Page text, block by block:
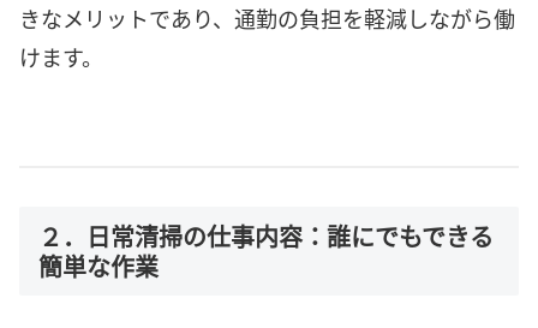
きなメリットであり、通勤の負担を軽減しながら働
けます。
２．日常清掃の仕事内容：誰にでもできる
簡単な作業